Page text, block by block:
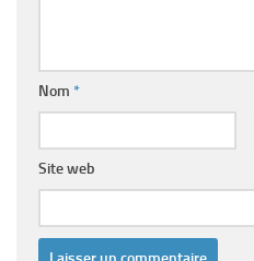
Nom *
Site web